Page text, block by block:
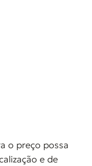
o preço possa
e de